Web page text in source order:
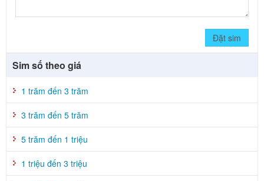
Đặt sim
Sim số theo giá
1 trăm đến 3 trăm
3 trăm đến 5 trăm
5 trăm đến 1 triệu
1 triệu đến 3 triệu